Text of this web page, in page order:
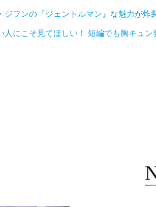
ジフンの『ジェントルマン』な魅力が
人にこそ見てほしい！ 短編でも胸キュ